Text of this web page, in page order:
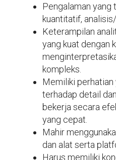
Pengalaman yang
kuantitatif,
Keterampilan
yang kuat dengan
kompleks.
Memiliki perhatian
terhadap detail
bekerja secara
yang cepat.
Mahir
dan alat serta
Harus memiliki